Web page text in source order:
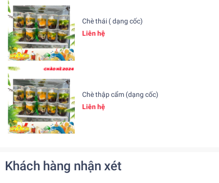
Chè thái ( dạng cốc)
Liên hệ
Chè thập cẩm (dạng cốc)
Liên hệ
Khách hàng nhận xét